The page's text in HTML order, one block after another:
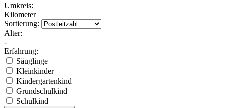
Umkreis:
Kilometer
Sortierung:
Alter:
-
Erfahrung:
Säuglinge
Kleinkinder
Kindergartenkind
Grundschulkind
Schulkind